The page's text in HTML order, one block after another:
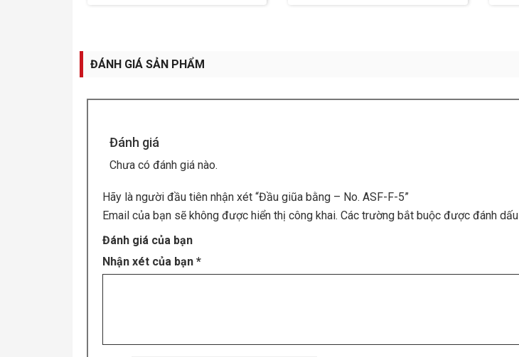
ĐÁNH GIÁ SẢN PHẨM
Đánh giá
Chưa có đánh giá nào.
Hãy là người đầu tiên nhận xét “Đầu giũa bằng – No. ASF-F-5”
Email của bạn sẽ không được hiển thị công khai. Các trường bắt buộc được đánh dấu
Đánh giá của bạn
Nhận xét của bạn *